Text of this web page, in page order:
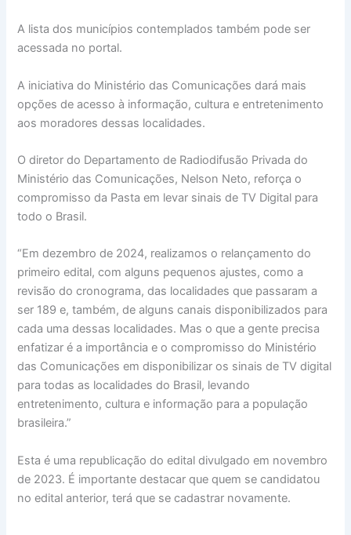
A lista dos municípios contemplados também pode ser
acessada no portal.
A iniciativa do Ministério das Comunicações dará mais
opções de acesso à informação, cultura e entretenimento
aos moradores dessas localidades.
O diretor do Departamento de Radiodifusão Privada do
Ministério das Comunicações, Nelson Neto, reforça o
compromisso da Pasta em levar sinais de TV Digital para
todo o Brasil.
“Em dezembro de 2024, realizamos o relançamento do
primeiro edital, com alguns pequenos ajustes, como a
revisão do cronograma, das localidades que passaram a
ser 189 e, também, de alguns canais disponibilizados para
cada uma dessas localidades. Mas o que a gente precisa
enfatizar é a importância e o compromisso do Ministério
das Comunicações em disponibilizar os sinais de TV digital
para todas as localidades do Brasil, levando
entretenimento, cultura e informação para a população
brasileira.”
Esta é uma republicação do edital divulgado em novembro
de 2023. É importante destacar que quem se candidatou
no edital anterior, terá que se cadastrar novamente.